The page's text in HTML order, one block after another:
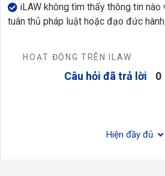
iLAW không tìm thấy thông tin
tuân thủ pháp luật hoặc đạo đức
HOẠT ĐỘNG TRÊN ILAW
Câu hỏi đã trả lời 0
Hiện đầy đủ